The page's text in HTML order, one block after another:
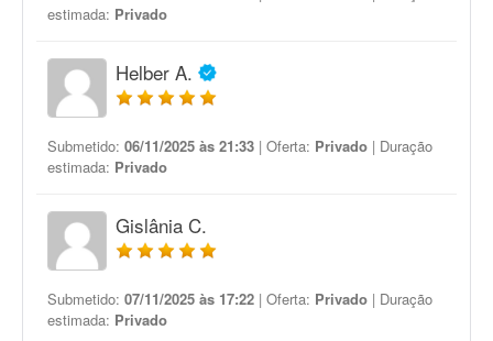
estimada: Privado
Helber A.
Submetido: 06/11/2025 às 21:33 | Oferta: Privado | Duração
estimada: Privado
Gislânia C.
Submetido: 07/11/2025 às 17:22 | Oferta: Privado | Duração
estimada: Privado